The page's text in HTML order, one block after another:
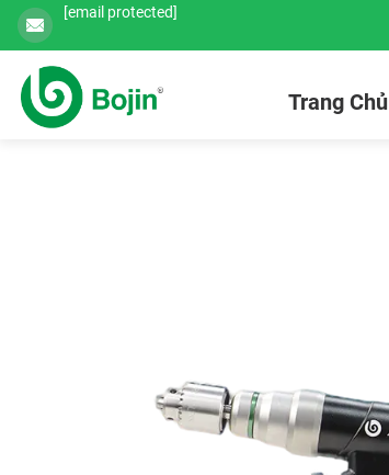
[email protected]
Trang Chủ